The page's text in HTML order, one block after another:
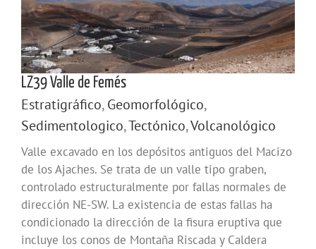
LZ39 Valle de Femés
Estratigráfico,Geomorfológico,
Sedimentologico,Tectónico,Volcanológico
Valle excavado en los depósitos antiguos del Macizo
de los Ajaches. Se trata de un valle tipo graben,
controlado estructuralmente por fallas normales de
dirección NE-SW. La existencia de estas fallas ha
condicionado la dirección de la fisura eruptiva que
incluye los conos de Montaña Riscada y Caldera